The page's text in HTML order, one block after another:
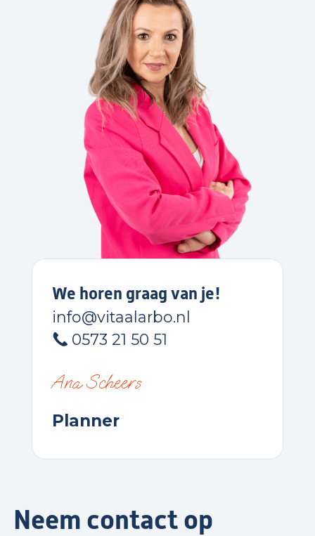
We horen graag van je!
info@vitaalarbo.nl
0573 21 50 51
Ana Scheers
Planner
Neem contact op